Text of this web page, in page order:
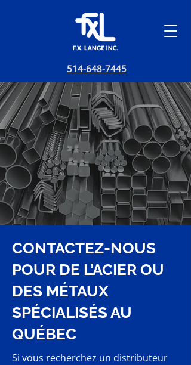
514-648-7445
CONTACTEZ-NOUS
POUR DE L’ACIER OU
DES MÉTAUX
SPÉCIALISÉS AU
QUÉBEC
Si vous recherchez un distributeur